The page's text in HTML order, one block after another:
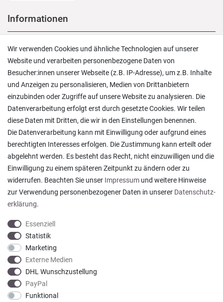
Informationen
Versand und Zahlung
Rücksendungen
Lieferung in die Schweiz
Pflegesymbole
Lagerverkauf
Ratgeber & News
Alles wie beschrieben , sehr gute Qualität
Rainer T., Rheine
Datum der Veröffentlichung: 06.08.2026
Datum der Kauferfahrung: 27.07.2026
922 Bewertungen
Wir verwenden Cookies und ähnliche Technologien auf unserer
Website und verarbeiten personenbezogene Daten von
Besucher:innen unserer Webseite (z.B. IP-Adresse), um z.B. Inhalte
und Anzeigen zu personalisieren, Medien von Drittanbietern
einzubinden oder Zugriffe auf unsere Website zu analysieren. Die
Datenverarbeitung erfolgt erst durch gesetzte Cookies. Wir teilen
diese Daten mit Dritten, die wir in den Einstellungen benennen.
Die Datenverarbeitung kann mit Einwilligung oder aufgrund eines
berechtigten Interesses erfolgen. Die Zustimmung kann erteilt oder
abgelehnt werden. Es besteht das Recht, nicht einzuwilligen und die
Einwilligung zu einem späteren Zeitpunkt zu ändern oder zu
widerrufen. Beachten Sie unser Impressum und weitere Hinweise
zur Verwendung personenbezogener Daten in unserer Daten­schutz­
erklärung.
Essenziell
Statistik
Marketing
Externe Medien
DHL Wunschzustellung
PayPal
Funktional